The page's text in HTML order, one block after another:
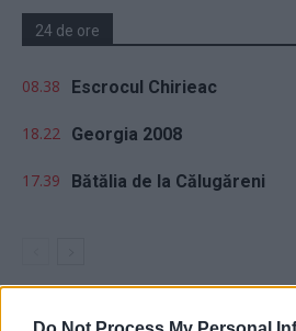
24 de ore
08.38 Escrocul Chirieac
18.22 Georgia 2008
17.39 Bătălia de la Călugăreni